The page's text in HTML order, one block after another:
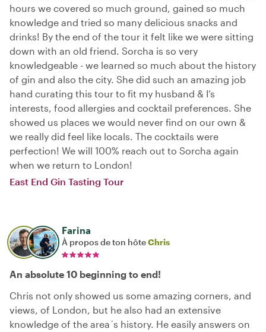
hours we covered so much ground, gained so much
knowledge and tried so many delicious snacks and
drinks! By the end of the tour it felt like we were sitting
down with an old friend. Sorcha is so very
knowledgeable - we learned so much about the history
of gin and also the city. She did such an amazing job
hand curating this tour to fit my husband & I’s
interests, food allergies and cocktail preferences. She
showed us places we would never find on our own &
we really did feel like locals. The cocktails were
perfection! We will 100% reach out to Sorcha again
when we return to London!
East End Gin Tasting Tour
Farina
À propos de ton hôteChris
An absolute 10 beginning to end!
Chris not only showed us some amazing corners, and
views, of London, but he also had an extensive
knowledge of the area´s history. He easily answers on